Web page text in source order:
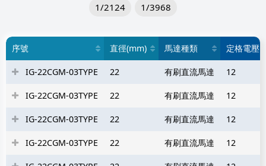
1/2124
1/3968
序號 直徑(mm) 馬達種類 定格電壓
IG-22CGM-03TYPE 22 有刷直流馬達 12
IG-22CGM-03TYPE 22 有刷直流馬達 12
IG-22CGM-03TYPE 22 有刷直流馬達 12
IG-22CGM-03TYPE 22 有刷直流馬達 12